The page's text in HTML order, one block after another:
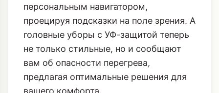
персональным навигатором,
проецируя подсказки на поле зрения. А
головные уборы с УФ-защитой теперь
не только стильные, но и сообщают
вам об опасности перегрева,
предлагая оптимальные решения для
вашего комфорта.